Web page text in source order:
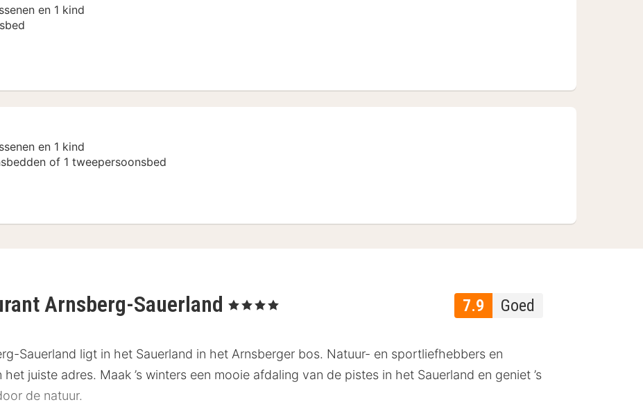
en 1 kind
en 1 kind
of 1 tweepersoonsbed
7.9 Goed
Arnsberg-Sauerland , 4 Sterren
Sauerland ligt in het Sauerland in het Arnsberger bos. Natuur- en sportliefhebbers en
juiste adres. Maak ’s winters een mooie afdaling van de pistes in het Sauerland en geniet ’s
de natuur.